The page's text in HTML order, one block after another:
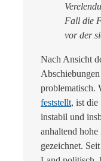
Fall die
vor der
Nach Ansicht
problematisch.
feststellt, ist die
instabil und
anhaltend
gezeichnet.